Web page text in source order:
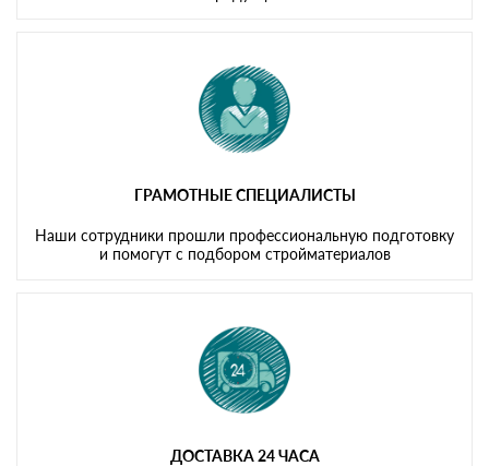
ГРАМОТНЫЕ СПЕЦИАЛИСТЫ
Наши сотрудники прошли профессиональную подготовку
и помогут с подбором стройматериалов
ДОСТАВКА 24 ЧАСА